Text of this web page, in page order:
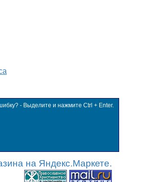
- Выделите и нажмите Ctrl + Enter.